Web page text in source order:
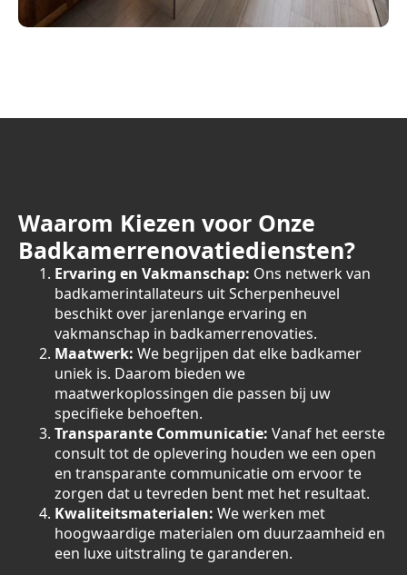
Waarom Kiezen voor Onze
Badkamerrenovatiediensten?
Ervaring en Vakmanschap: Ons netwerk van
badkamerintallateurs uit Scherpenheuvel
beschikt over jarenlange ervaring en
vakmanschap in badkamerrenovaties.
Maatwerk: We begrijpen dat elke badkamer
uniek is. Daarom bieden we
maatwerkoplossingen die passen bij uw
specifieke behoeften.
Transparante Communicatie: Vanaf het eerste
consult tot de oplevering houden we een open
en transparante communicatie om ervoor te
zorgen dat u tevreden bent met het resultaat.
Kwaliteitsmaterialen: We werken met
hoogwaardige materialen om duurzaamheid en
een luxe uitstraling te garanderen.